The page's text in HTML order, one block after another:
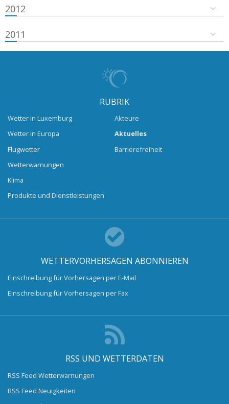
2012
2011
RUBRIK
Wetter in Luxemburg
Wetter in Europa
Flugwetter
Wetterwarnungen
Klima
Produkte und Dienstleistungen
Akteure
Aktuelles
Barrierefreiheit
WETTERVORHERSAGEN ABONNIEREN
Einschreibung für Vorhersagen per E-Mail
Einschreibung für Vorhersagen per Fax
RSS UND WETTERDATEN
RSS Feed Wetterwarnungen
RSS Feed Neuigkeiten